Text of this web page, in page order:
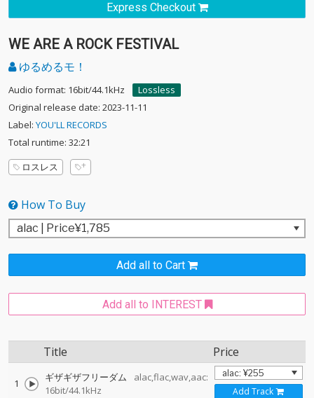
Express Checkout
WE ARE A ROCK FESTIVAL
ゆるめるモ！
Audio format: 16bit/44.1kHz
Lossless
Original release date: 2023-11-11
Label: YOU'LL RECORDS
Total runtime: 32:21
ロスレス
How To Buy
Add all to Cart
Add all to INTEREST
Title Price
1 ギザギザフリーダム
alac,flac,wav,aac:
16bit/44.1kHz
Add Track